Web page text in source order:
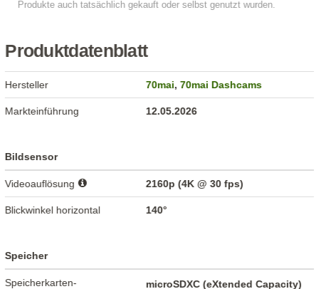
Produktdatenblatt
Hersteller 70mai,70mai Dashcams
Markteinführung 12.05.2026
Bildsensor
Videoauflösung 2160p (4K @ 30 fps)
Blickwinkel horizontal 140°
Speicher
Speicherkarten-
microSDXC (eXtended Capacity)